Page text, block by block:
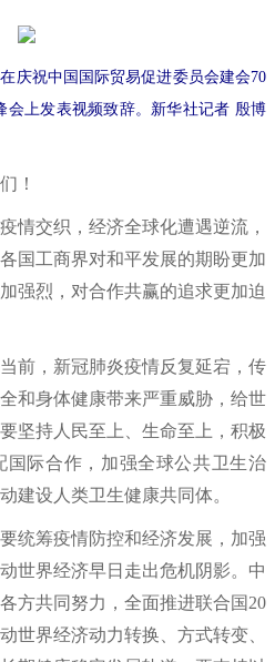
庆祝中国国际贸易促进委员会建会70
会上发表视频致辞。新华社记者 殷博
！
交织，经济全球化遭遇逆流，
国工商界对和平发展的期盼更加
强烈，对合作共赢的追求更加迫
，新冠肺炎疫情反复延宕，传
和身体健康带来严重威胁，给世
坚持人民至上、生命至上，积极
国际合作，加强全球公共卫生治
建设人类卫生健康共同体。
筹疫情防控和经济发展，加强
世界经济早日走出危机阴影。中
方共同努力，全面推进联合国20
世界经济动力转换、方式转变、